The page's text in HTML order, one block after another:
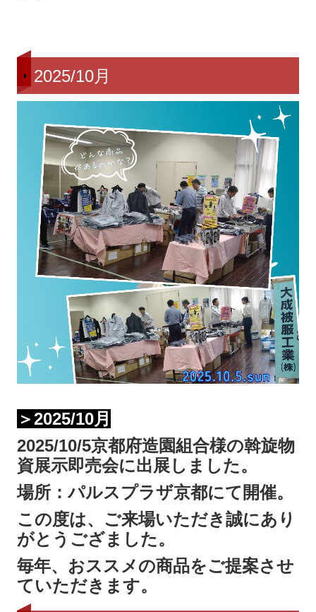
2025/10月
＞2025/10月
2025/10/5京都府造園組合様の斡旋物
資展示即売会に出展しました。
場所：パルスプラザ京都にて開催。
この度は、ご来場いただき誠にあり
がとうござました。
毎年、おススメの商品をご提案させ
ていただきます。